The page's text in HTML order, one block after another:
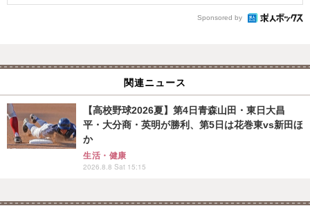
Sponsored by
関連ニュース
【高校野球2026夏】第4日青森山田・東日大昌
平・大分商・英明が勝利、第5日は花巻東vs新田ほ
か
生活・健康
2026.8.8 Sat 15:15